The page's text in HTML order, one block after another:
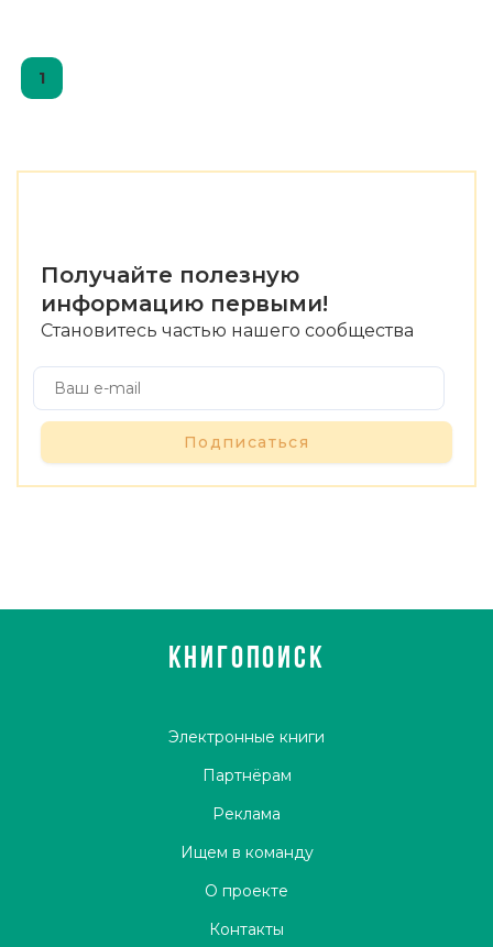
1
Получайте полезную
информацию первыми!
Становитесь частью нашего сообщества
Подписаться
КНИГОПОИСК
Электронные книги
Партнёрам
Реклама
Ищем в команду
О проекте
Контакты